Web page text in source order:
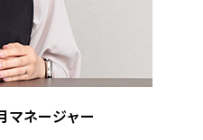
ネージャー